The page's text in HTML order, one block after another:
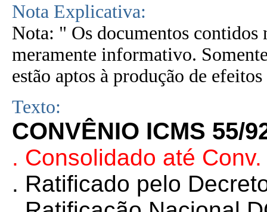
Nota Explicativa:
Nota: " Os documentos contidos
meramente informativo.
estão aptos à produção de
Texto:
CONVÊNIO ICMS 55/
. Consolidado até
. Ratificado pelo